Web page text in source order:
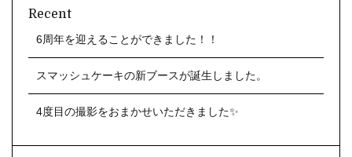
Recent
6周年を迎えることができました！！
スマッシュケーキの新ブースが誕生しました。
4度目の撮影をおまかせいただきました✨